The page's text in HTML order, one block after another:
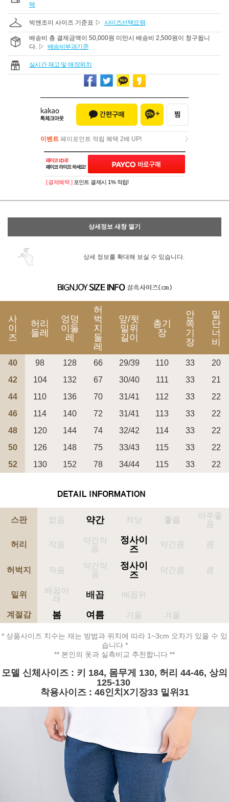
택
빅앤조이 사이즈 기준표 ▷ 사이즈선택요령
배송비 총 결제금액이 50,000원 미만시 배송비 2,500원이 청구됩니
다. ▷ 배송비부과기준
실시간 재고 및 매장위치
이벤트 페이포인트 적립 혜택 2배 UP!
이벤트페이포인트 적립 혜택 2배 UP!
페이코 ID로 페
PAYCO 바로구매
[ 결제혜택 ] 포인트 결제시 1% 적립!
상세정보 새창 열기
상세 정보를 확대해 보실 수 있습니다.
사
이
즈
허리
둘레
엉덩
이둘
레
허
벅
지
둘
레
앞/뒷
밑위
길이
총기
장
안
쪽
기
장
밑
단
너
비
40 98 128 66 29/39 110 33
20
42
104 132 67 30/40 111 33
21
44
110 136 70 31/41 112 33
22
46
114 140 72 31/41 113 33
22
48
120 144 74 32/42 114 33
22
50
126 148 75 33/43 115 33
22
52
130 152 78 34/44 115 33 22
스판 없음 약간 적당 좋음
아주좋
음
허리 작음
약간작
음
정사이
즈
약간큼 큼
허벅지 작음
약간작
음
정사이
즈
약간큼 큼
밑위
배꼽아
래
배꼽 배꼽위
계절감 봄 여름 가을 겨울
* 상품사이즈 치수는 재는 방법과 위치에 따라 1~3cm 오차가 있을 수 있
습니다 *
** 본인의 옷과 실측비교 추천합니다 **
모델 신체사이즈 : 키 184, 몸무게 130, 허리 44-46, 상의
125-130
착용사이즈 : 46인치X기장33 밑위31